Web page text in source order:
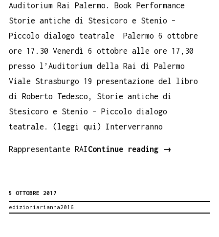
Auditorium Rai Palermo. Book Performance
Storie antiche di Stesicoro e Stenio –
Piccolo dialogo teatrale Palermo 6 ottobre
ore 17.30 Venerdì 6 ottobre alle ore 17,30
presso l’Auditorium della Rai di Palermo
Viale Strasburgo 19 presentazione del libro
di Roberto Tedesco, Storie antiche di
Stesicoro e Stenio – Piccolo dialogo
teatrale. (leggi qui) Interverranno
Rappresentante RAIContinue reading
Auditorium
→
5 OTTOBRE 2017
edizioniarianna2016